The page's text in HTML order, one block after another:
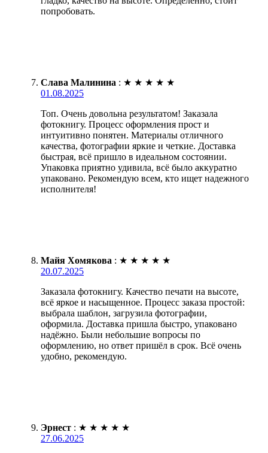
попробовать.
Слава Малинина : ★ ★ ★ ★ ★
01.08.2025
Топ. Очень довольна результатом! Заказала
фотокнигу. Процесс оформления прост и
интуитивно понятен. Материалы отличного
качества, фотографии яркие и четкие. Доставка
быстрая, всё пришло в идеальном состоянии.
Упаковка приятно удивила, всё было аккуратно
упаковано. Рекомендую всем, кто ищет надежного
исполнителя!
Майя Хомякова : ★ ★ ★ ★ ★
20.07.2025
Заказала фотокнигу. Качество печати на высоте,
всё яркое и насыщенное. Процесс заказа простой:
выбрала шаблон, загрузила фотографии,
оформила. Доставка пришла быстро, упаковано
надёжно. Были небольшие вопросы по
оформлению, но ответ пришёл в срок. Всё очень
удобно, рекомендую.
Эрнест : ★ ★ ★ ★ ★
27.06.2025